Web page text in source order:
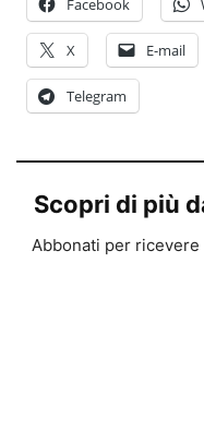
Facebook
X E-mail
Telegram
Scopri di più
Abbonati per